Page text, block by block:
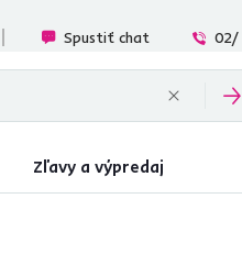
Spustiť chat 02/
Zľavy a výpredaj